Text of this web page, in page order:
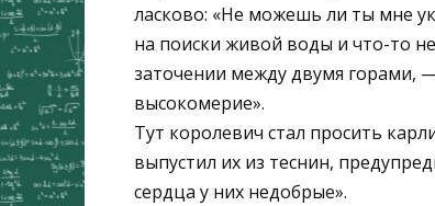
ласково: «Не можешь ли ты мне
на поиски живой воды и что-то
заточении между двумя горами,
высокомерие».
Тут королевич стал просить
выпустил их из теснин,
сердца у них недобрые».